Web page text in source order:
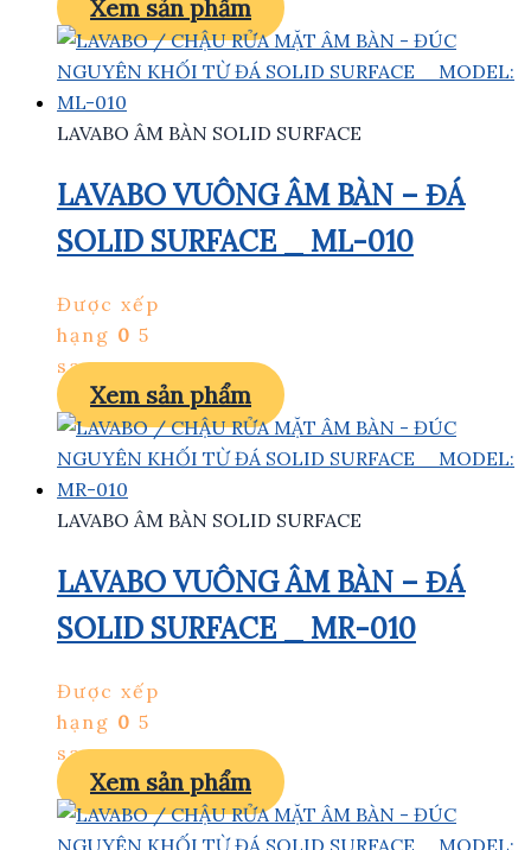
Xem sản phẩm
LAVABO ÂM BÀN SOLID SURFACE
LAVABO VUÔNG ÂM BÀN – ĐÁ
SOLID SURFACE _ ML-010
Được xếp
hạng 0 5
sao
Xem sản phẩm
LAVABO ÂM BÀN SOLID SURFACE
LAVABO VUÔNG ÂM BÀN – ĐÁ
SOLID SURFACE _ MR-010
Được xếp
hạng 0 5
sao
Xem sản phẩm